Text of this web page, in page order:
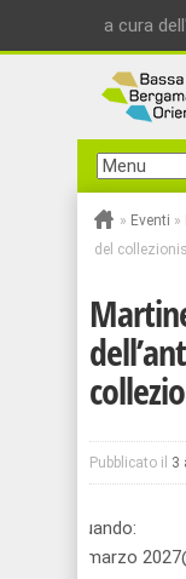
a cura
» Eventi »
del
Pubblicato il 3
Quando:
7 marzo